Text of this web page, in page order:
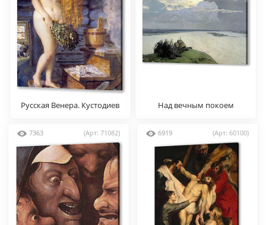
Русская Венера. Кустодиев
Над вечным покоем
7363 (Арт: 71082) 6919 (Арт: 60100)